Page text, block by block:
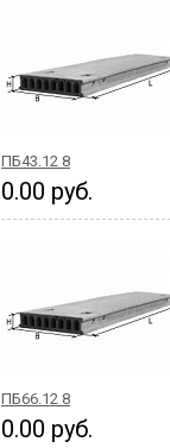
ПБ43.12 8
0.00 руб.
ПБ66.12 8
0.00 руб.